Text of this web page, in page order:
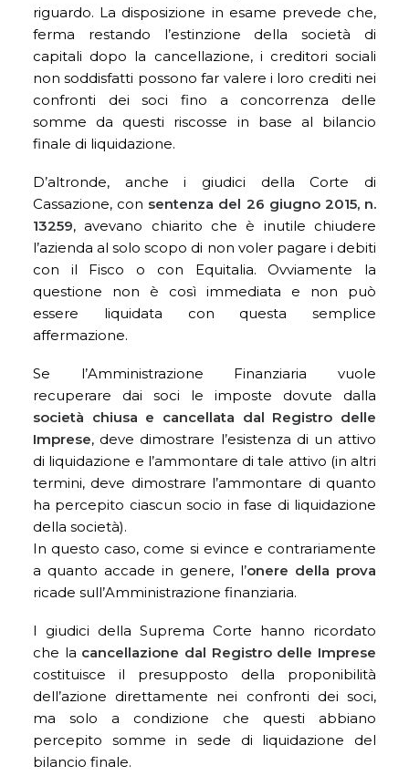
riguardo. La disposizione in esame prevede che,
ferma restando l’estinzione della società di
capitali dopo la cancellazione, i creditori sociali
non soddisfatti possono far valere i loro crediti nei
confronti dei soci fino a concorrenza delle
somme da questi riscosse in base al bilancio
finale di liquidazione.
D’altronde, anche i giudici della Corte di
Cassazione, con sentenza del 26 giugno 2015, n.
13259, avevano chiarito che è inutile chiudere
l’azienda al solo scopo di non voler pagare i debiti
con il Fisco o con Equitalia. Ovviamente la
questione non è così immediata e non può
essere liquidata con questa semplice
affermazione.
Se l’Amministrazione Finanziaria vuole
recuperare dai soci le imposte dovute dalla
società chiusa e cancellata dal Registro delle
Imprese, deve dimostrare l’esistenza di un attivo
di liquidazione e l’ammontare di tale attivo (in altri
termini, deve dimostrare l’ammontare di quanto
ha percepito ciascun socio in fase di liquidazione
della società).
In questo caso, come si evince e contrariamente
a quanto accade in genere, l’onere della prova
ricade sull’Amministrazione finanziaria.
I giudici della Suprema Corte hanno ricordato
che la cancellazione dal Registro delle Imprese
costituisce il presupposto della proponibilità
dell’azione direttamente nei confronti dei soci,
ma solo a condizione che questi abbiano
percepito somme in sede di liquidazione del
bilancio finale.